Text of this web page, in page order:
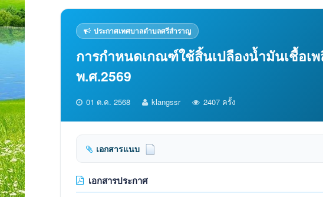
ประกาศเทศบาลตำบลศรีสำราญ
การกำหนดเกณฑ์ใช้สิ้นเปลืองน้ำมันเชื้อเ
พ.ศ.2569
01 ต.ค. 2568 klangssr 2407 ครั้ง
เอกสารแนบ
เอกสารประกาศ